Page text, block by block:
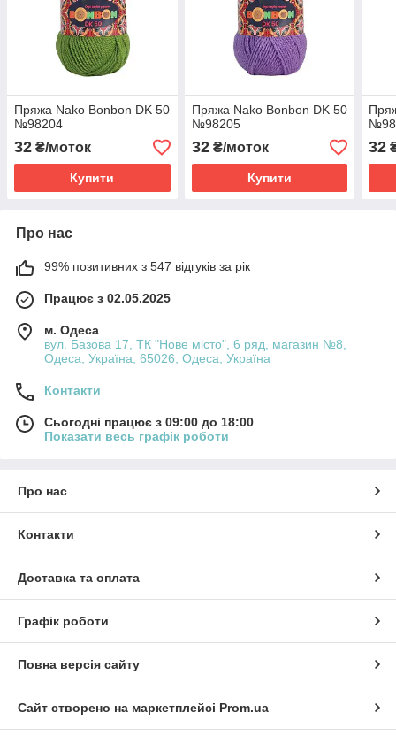
Пряжа Nako Bonbon DK 50
№98204
32 ₴/моток
Купити
Пряжа Nako Bonbon DK 50
№98205
32₴/моток
Купити
32
Про нас
99% позитивних з 547 відгуків за рік
Працює з 02.05.2025
м. Одеса
вул. Базова 17, ТК "Нове місто", 6 ряд, магазин №8,
Одеса, Україна, 65026, Одеса, Україна
Контакти
Сьогодні працює з 09:00 до 18:00
Показати весь графік роботи
Про нас
Контакти
Доставка та оплата
Графік роботи
Повна версія сайту
Сайт створено на маркетплейсі Prom.ua